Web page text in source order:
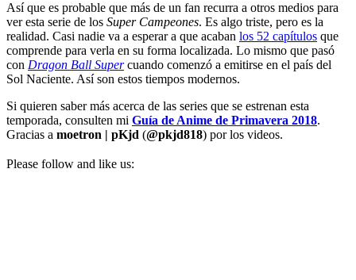
Así que es probable que más de un fan recurra a otros medios para
ver esta serie de los Super Campeones. Es algo triste, pero es la
realidad. Casi nadie va a esperar a que acaban los 52 capítulos que
comprende para verla en su forma localizada. Lo mismo que pasó
con Dragon Ball Supercuando comenzó a emitirse en el país del
Sol Naciente. Así son estos tiempos modernos.
Si quieren saber más acerca de las series que se estrenan esta
temporada, consulten mi Guía de Anime de Primavera 2018.
Gracias a moetron | pKjd (@pkjd818) por los videos.
Please follow and like us: